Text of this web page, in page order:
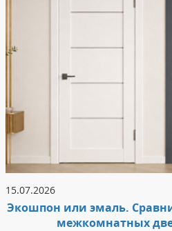
15.07.2026
Экошпон или эмаль.
межкомнатных